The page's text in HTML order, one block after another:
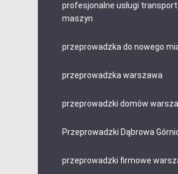
profesjonalne usługi
maszyn
przeprowadzka do nowego
przeprowadzka warszawa
przeprowadzki domów
Przeprowadzki Dąbrowa
przeprowadzki firmowe